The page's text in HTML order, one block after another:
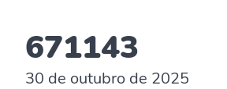
671143
30 de outubro de 2025